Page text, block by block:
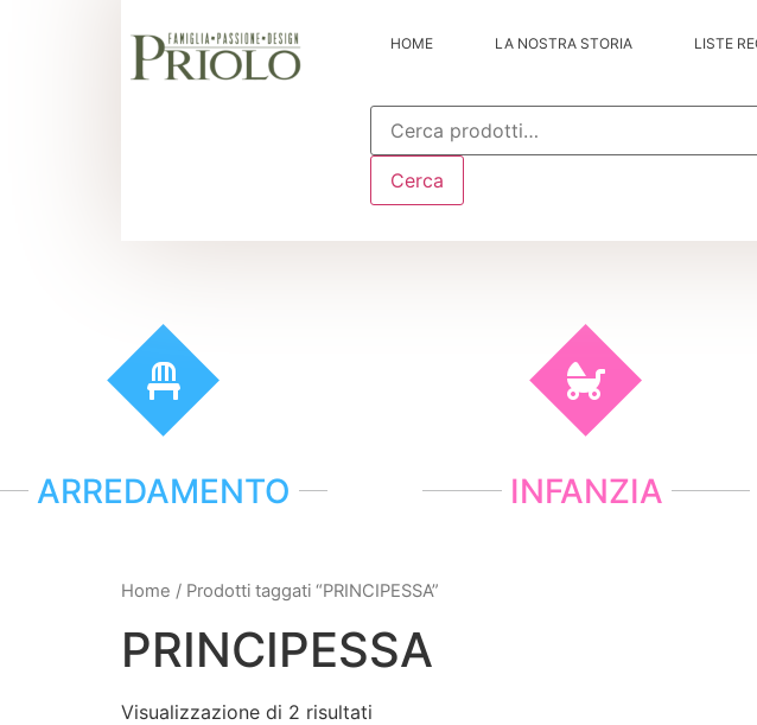
HOME LA NOSTRA STORIA LISTE
Cerca:
Cerca
ARREDAMENTO INFANZIA
Home / Prodotti taggati “PRINCIPESSA”
PRINCIPESSA
Visualizzazione di 2 risultati